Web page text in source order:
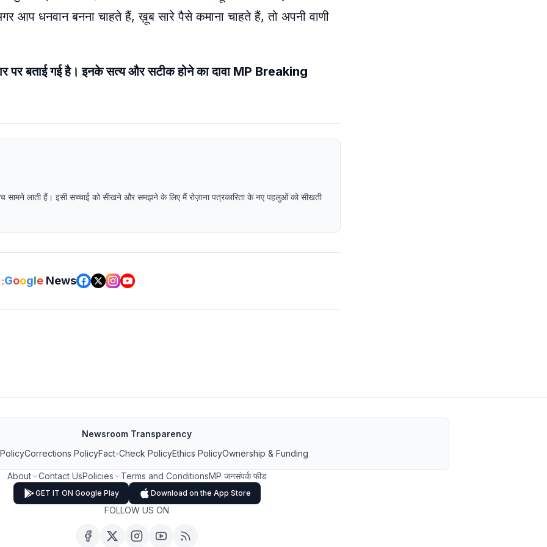
आप धनवान बनना चाहते हैं, ख़ूब सारे पैसे कमाना चाहते हैं, तो अपनी वाणी
पर बताई गई है। इनके सत्य और सटीक होने का दावा MP Breaking
लाती हैं। इसी सच्चाई को सीखने और समझने के लिए मैं रोज़ाना पत्रकारिता के नए पहलुओं को सीखती
Google News
Newsroom Transparency
Corrections PolicyFact-Check PolicyEthics PolicyOwnership & Funding
About Contact UsPolicies Terms and ConditionsMP जनसंपर्क फीड
GET IT ON Google Play Download on the App Store
FOLLOW US ON